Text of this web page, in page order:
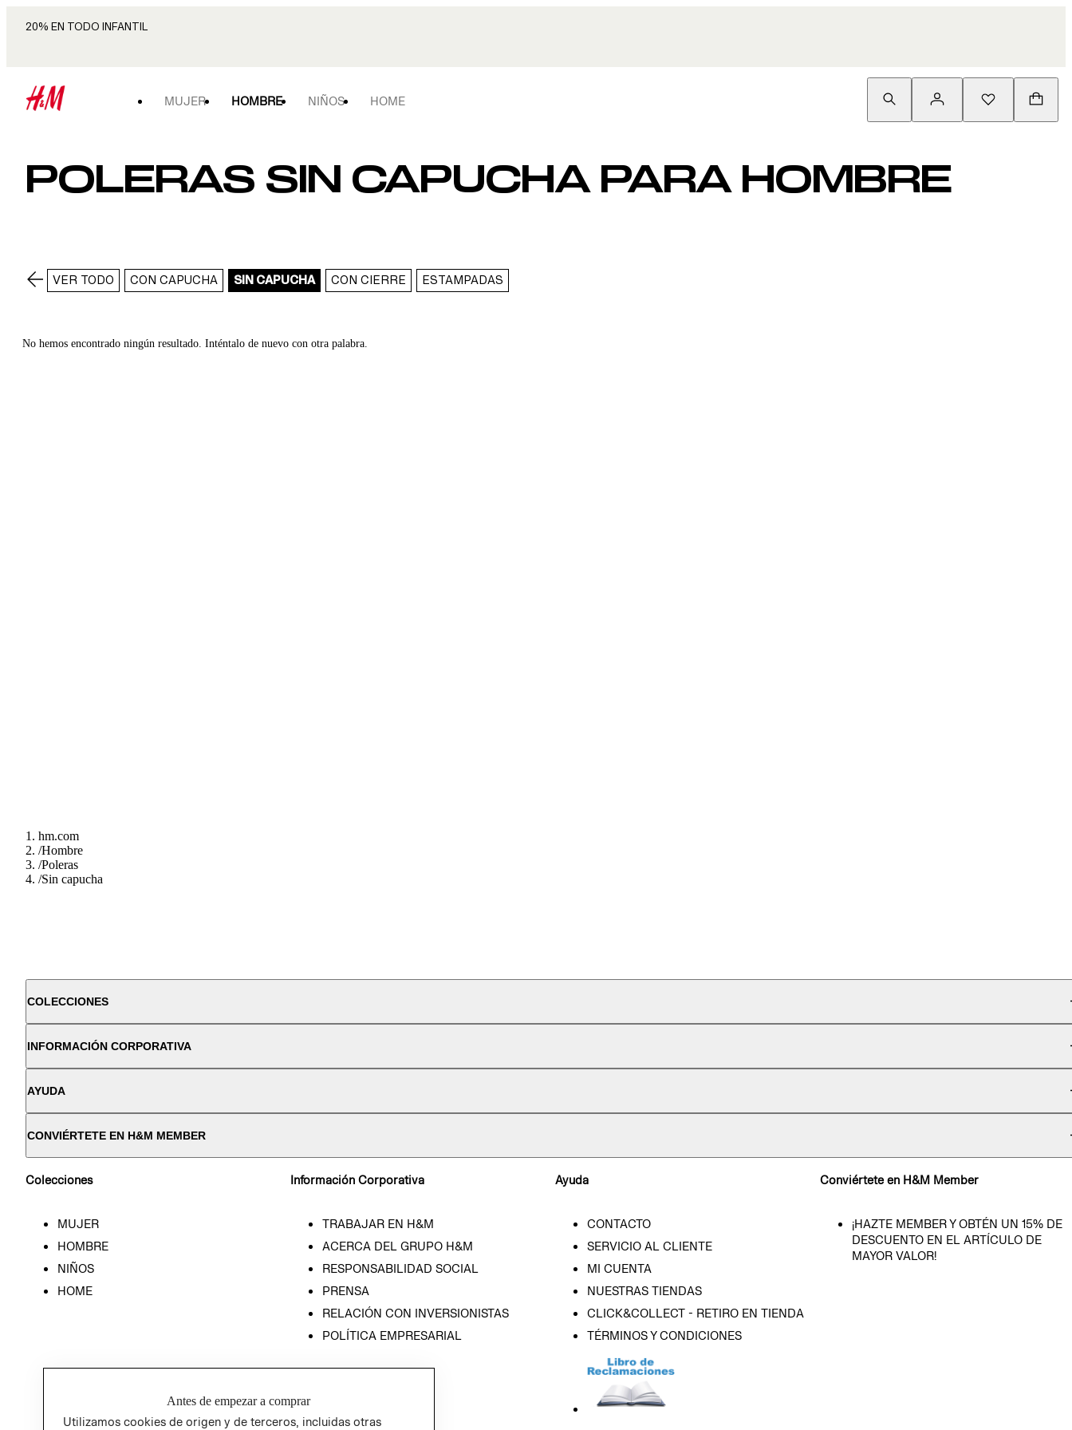
20% EN TODO INFANTIL
MUJER HOMBRE NIÑOS HOME
POLERAS SIN CAPUCHA PARA HOMBRE
VER TODO CON CAPUCHA SIN CAPUCHA CON CIERRE ESTAMPADAS
No hemos encontrado ningún resultado. Inténtalo de nuevo con otra palabra.
hm.com
/Hombre
/Poleras
/Sin capucha
COLECCIONES
INFORMACIÓN CORPORATIVA
AYUDA
CONVIÉRTETE EN H&M MEMBER
Colecciones
MUJER
HOMBRE
NIÑOS
HOME
Información Corporativa
TRABAJAR EN H&M
ACERCA DEL GRUPO H&M
RESPONSABILIDAD SOCIAL
PRENSA
RELACIÓN CON INVERSIONISTAS
POLÍTICA EMPRESARIAL
Ayuda
CONTACTO
SERVICIO AL CLIENTE
MI CUENTA
NUESTRAS TIENDAS
CLICK&COLLECT - RETIRO EN TIENDA
TÉRMINOS Y CONDICIONES
Conviértete en H&M Member
¡HAZTE MEMBER Y OBTÉN UN 15% DE
DESCUENTO EN EL ARTÍCULO DE
MAYOR VALOR!
Antes de empezar a comprar
Utilizamos cookies de origen y de terceros, incluidas otras